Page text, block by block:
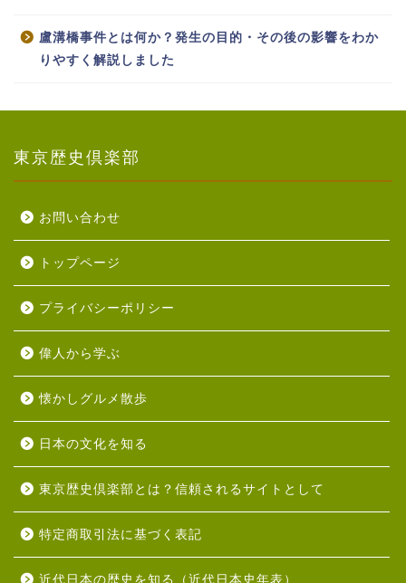
盧溝橋事件とは何か？発生の目的・その後の影響をわか
りやすく解説しました
東京歴史倶楽部
お問い合わせ
トップページ
プライバシーポリシー
偉人から学ぶ
懐かしグルメ散歩
日本の文化を知る
東京歴史倶楽部とは？信頼されるサイトとして
特定商取引法に基づく表記
近代日本の歴史を知る（近代日本史年表）